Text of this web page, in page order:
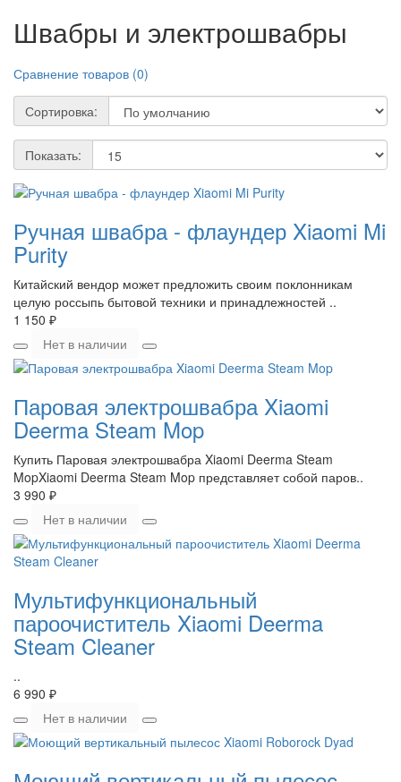
Швабры и электрошвабры
Сравнение товаров (0)
Сортировка:
Показать:
Ручная швабра - флаундер Xiaomi Mi
Purity
Китайский вендор может предложить своим поклонникам
целую россыпь бытовой техники и принадлежностей ..
1 150 ₽
Нет в наличии
Паровая электрошвабра Xiaomi
Deerma Steam Mop
Купить Паровая электрошвабра Xiaomi Deerma Steam
MopXiaomi Deerma Steam Mop представляет собой паров..
3 990 ₽
Нет в наличии
Мультифункциональный
пароочиститель Xiaomi Deerma
Steam Cleaner
..
6 990 ₽
Нет в наличии